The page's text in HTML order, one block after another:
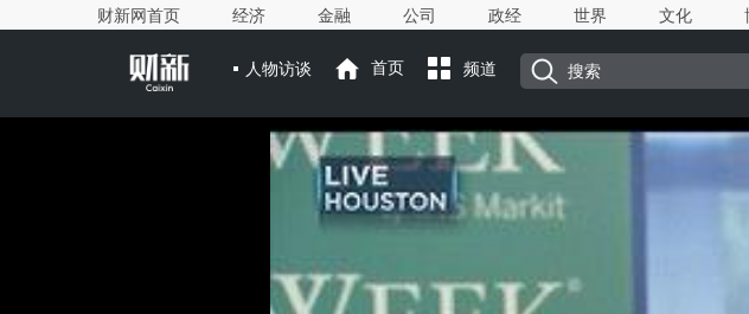
财新网首页 经济 金融 公司 政经 世界 文化
人物访谈 首页 频道